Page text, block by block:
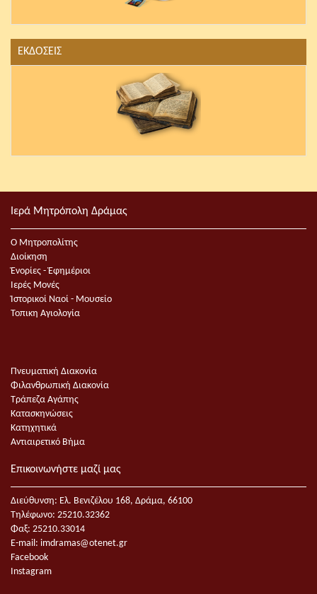
ΕΚΔΟΣΕΙΣ
Ιερά Μητρόπολη Δράμας
Ο Μητροπολίτης
Διοίκηση
Ἐνορίες - Ἐφημέριοι
Ιερές Μονές
Ἱστορικοί Ναοί - Μουσείο
Τοπικη Αγιολογία
Πνευματική Διακονία
Φιλανθρωπική Διακονία
Τράπεζα Αγάπης
Κατασκηνώσεις
Κατηχητικά
Αντιαιρετικό Βήμα
Επικοινωνήστε μαζί μας
Διεύθυνση: Ελ. Βενιζέλου 168, Δράμα, 66100
Τηλέφωνο: 25210.32362
Φαξ: 25210.33014
E-mail: imdramas@otenet.gr
Facebook
Instagram